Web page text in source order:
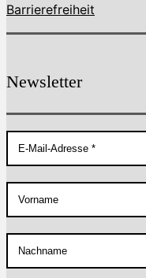
Barrierefreiheit
Newsletter